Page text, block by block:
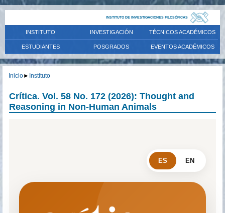
INSTITUTO DE INVESTIGACIONES FILOSÓFICAS
INSTITUTO INVESTIGACIÓN TÉCNICOS ACADÉMICOS
ESTUDIANTES POSGRADOS EVENTOS ACADÉMICOS
Inicio► Instituto
Crítica. Vol. 58 No. 172 (2026): Thought and
Reasoning in Non-Human Animals
ES EN